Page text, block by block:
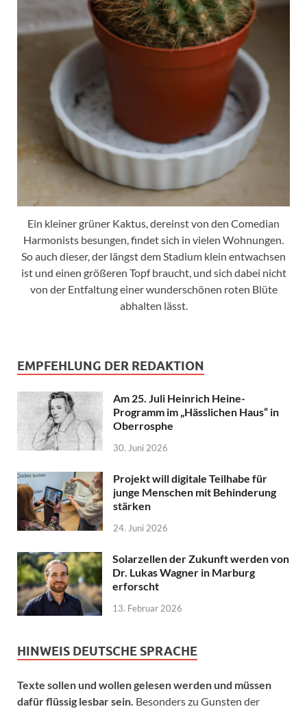
Ein kleiner grüner Kaktus, dereinst von den Comedian
Harmonists besungen, findet sich in vielen Wohnungen.
So auch dieser, der längst dem Stadium klein entwachsen
ist und einen größeren Topf braucht, und sich dabei nicht
von der Entfaltung einer wunderschönen roten Blüte
abhalten lässt.
EMPFEHLUNG DER REDAKTION
Am 25. Juli Heinrich Heine-
Programm im „Hässlichen Haus“ in
Oberrosphe
30. Juni 2026
Projekt will digitale Teilhabe für
junge Menschen mit Behinderung
stärken
24. Juni 2026
Solarzellen der Zukunft werden von
Dr. Lukas Wagner in Marburg
erforscht
13. Februar 2026
HINWEIS DEUTSCHE SPRACHE
Texte sollen und wollen gelesen werden und müssen
dafür flüssig lesbar sein. Besonders zu Gunsten der